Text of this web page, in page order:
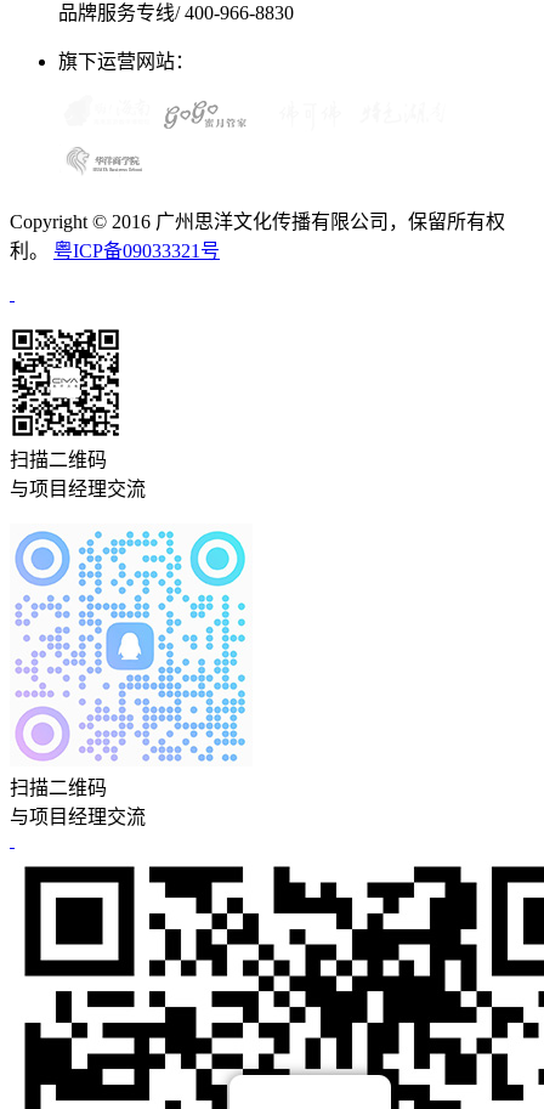
品牌服务专线/ 400-966-8830
旗下运营网站：
Copyright © 2016 广州思洋文化传播有限公司，保留所有权
利。 粤ICP备09033321号
扫描二维码
与项目经理交流
扫描二维码
与项目经理交流